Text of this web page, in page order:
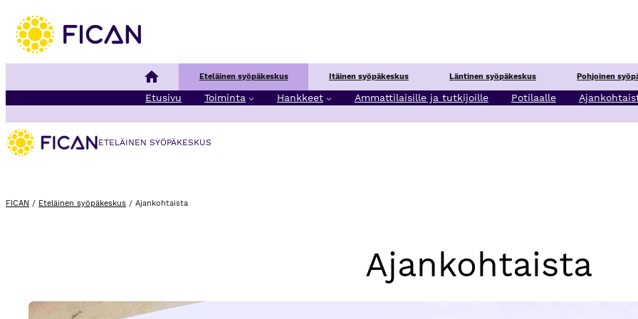
Siirry sisältöön
Kansallinen syöpäkeskusEteläinen syöpäkeskus Itäinen syöpäkeskus Läntinen syöpäkeskus Pohjoinen
Etusivu Toiminta Hankkeet Ammattilaisille ja tutkijoille Potilaalle
ETELÄINEN SYÖPÄKESKUS
FICAN / Eteläinen syöpäkeskus / Ajankohtaista
Ajankohtaista
Eurooppalaisia osaamisverkostoja tehostamaan syövän hoitoa